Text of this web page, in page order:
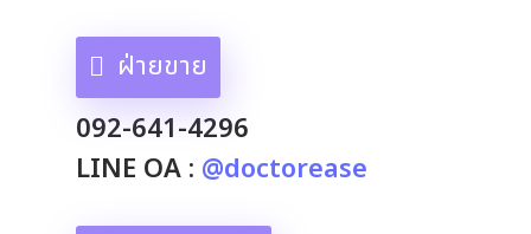
ฝ่ายขาย
092-641-4296
LINE OA : @doctorease